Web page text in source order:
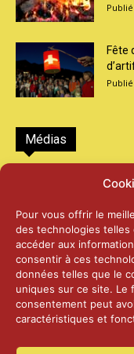
Pour vous offrir le
des technologies
accéder aux
consentir à ces
données telles que le
uniques sur ce site. Le
consentement peut
caractéristiques et
Fête
Médias
2026
2025